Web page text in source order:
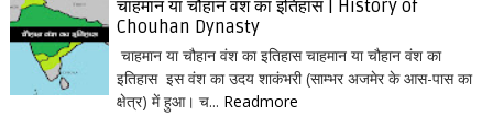
चाहमान या चौहान वंश का इतिहास | History of
Chouhan Dynasty
चाहमान या चौहान वंश का इतिहास चाहमान या चौहान वंश का
इतिहास इस वंश का उदय शाकंभरी (साम्भर अजमेर के आस-पास का
क्षेत्र) में हुआ। च... Readmore